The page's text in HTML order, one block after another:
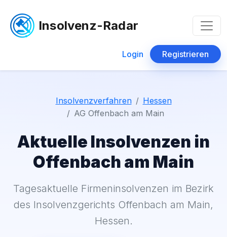
Insolvenz-Radar
Login Registrieren
Insolvenzverfahren
Hessen
AG Offenbach am Main
Aktuelle Insolvenzen in
Offenbach am Main
Tagesaktuelle Firmeninsolvenzen im Bezirk
des Insolvenzgerichts Offenbach am Main,
Hessen.